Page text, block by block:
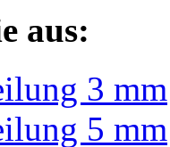
aus:
3 mm
5 mm